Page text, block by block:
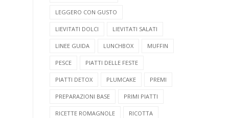
LEGGERO CON GUSTO
LIEVITATI DOLCI LIEVITATI SALATI
LINEE GUIDA LUNCHBOX MUFFIN
PESCE PIATTI DELLE FESTE
PIATTI DETOX PLUMCAKE PREMI
PREPARAZIONI BASE PRIMI PIATTI
RICETTE ROMAGNOLE RICOTTA